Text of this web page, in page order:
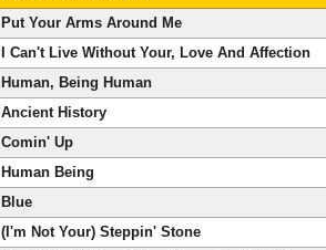
Put Your Arms Around Me
I Can't Live Without Your, Love And Affection
Human, Being Human
Ancient History
Comin' Up
Human Being
Blue
(I'm Not Your) Steppin' Stone